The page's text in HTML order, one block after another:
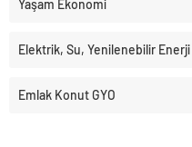
Yaşam Ekonomi
Elektrik, Su, Yenilenebilir Enerji
Emlak Konut GYO